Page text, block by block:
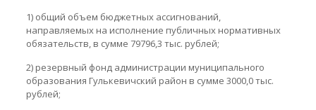
1) общий объем бюджетных ассигнований,
направляемых на исполнение публичных нормативных
обязательств, в сумме 79796,3 тыс. рублей;
2) резервный фонд администрации муниципального
образования Гулькевичский район в сумме 3000,0 тыс.
рублей;